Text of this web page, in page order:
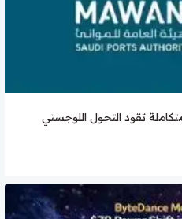
تقود التحول اللوجستي